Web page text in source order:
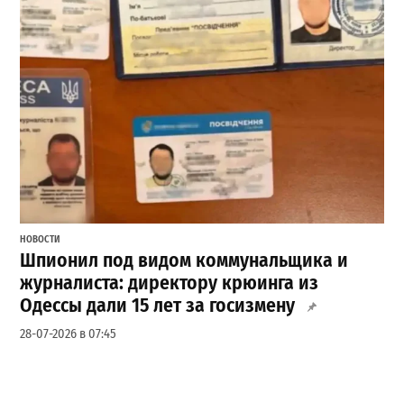
НОВОСТИ
Шпионил под видом коммунальщика и
журналиста: директору крюинга из
Одессы дали 15 лет за госизмену
28-07-2026 в 07:45